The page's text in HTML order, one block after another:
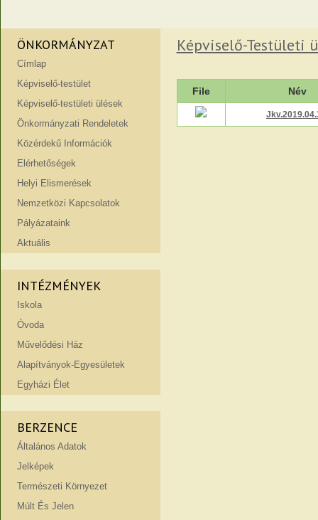
ÖNKORMÁNYZAT
Címlap
Képviselő-testület
Képviselő-testületi ülések
Önkormányzati Rendeletek
Közérdekű Információk
Elérhetőségek
Helyi Elismerések
Nemzetközi Kapcsolatok
Pályázataink
Aktuális
INTÉZMÉNYEK
Iskola
Óvoda
Művelődési Ház
Alapítványok-Egyesületek
Egyházi Élet
BERZENCE
Általános Adatok
Jelképek
Természeti Környezet
Múlt És Jelen
Képviselő-Testületi
File Név